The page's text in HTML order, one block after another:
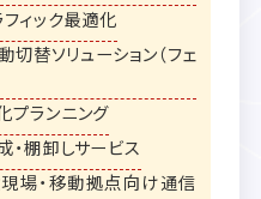
ィック最適化
替ソリューション（フェ
プランニング
・棚卸しサービス
場・移動拠点向け通信